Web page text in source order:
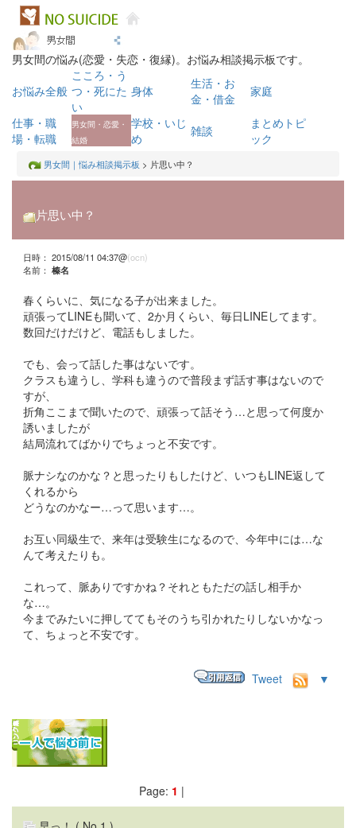
男女間の悩み(恋愛・失恋・復縁)。お悩み相談掲示板です。
お悩み全般
こころ・う
つ・死にた
い
身体
生活・お
金・借金
家庭
仕事・職
場・転職
男女間・恋愛・
結婚
学校・いじ
め
雑談
まとめトピ
ック
男女間｜悩み相談掲示板 > 片思い中？
片思い中？
日時： 2015/08/11 04:37@(ocn)
名前： 榛名
春くらいに、気になる子が出来ました。
頑張ってLINEも聞いて、2か月くらい、毎日LINEしてます。
数回だけだけど、電話もしました。
でも、会って話した事はないです。
クラスも違うし、学科も違うので普段まず話す事はないので
すが、
折角ここまで聞いたので、頑張って話そう…と思って何度か
誘いましたが
結局流れてばかりでちょっと不安です。
脈ナシなのかな？と思ったりもしたけど、いつもLINE返して
くれるから
どうなのかなー…って思います…。
お互い同級生で、来年は受験生になるので、今年中には…な
んて考えたりも。
これって、脈ありですかね？それともただの話し相手か
な…。
今までみたいに押しててもそのうち引かれたりしないかなっ
て、ちょっと不安です。
Tweet ▼
Page: 1 |